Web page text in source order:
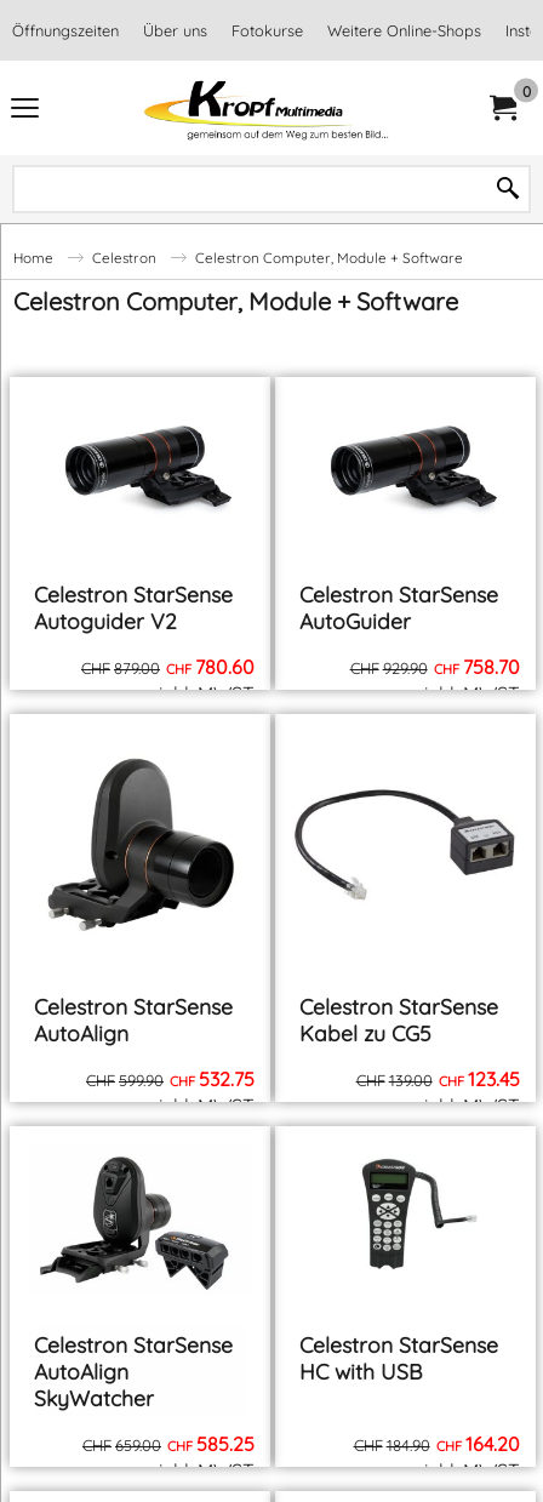
Öffnungszeiten Über uns Fotokurse Weitere Online-Shops
0
Home Celestron Celestron Computer, Module + Software
Celestron Computer, Module + Software
Celestron StarSense
Autoguider V2
CHF879.00 CHF 780.60
inkl. MWST
zzgl. Versand
Celestron StarSense
AutoGuider
CHF929.90 CHF 758.70
inkl. MWST
zzgl. Versand
Celestron StarSense
AutoAlign
CHF599.90 CHF 532.75
inkl. MWST
zzgl. Versand
Celestron StarSense
Kabel zu CG5
CHF139.00 CHF 123.45
inkl. MWST
zzgl. Versand
Celestron StarSense
AutoAlign
SkyWatcher
CHF659.00 CHF 585.25
inkl. MWST
zzgl. Versand
Celestron StarSense
HC with USB
CHF184.90 CHF 164.20
inkl. MWST
zzgl. Versand